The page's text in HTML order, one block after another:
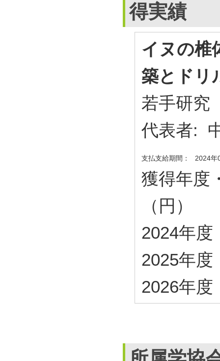
得実績
イヌの椎
築とドリ
若手研究
代表者:
支払支給期間： 2024年
獲得年度
（円）
2024年度
2025年度
2026年度